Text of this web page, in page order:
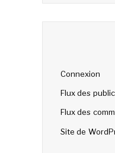
Connexion
Flux des
Flux des
Site de